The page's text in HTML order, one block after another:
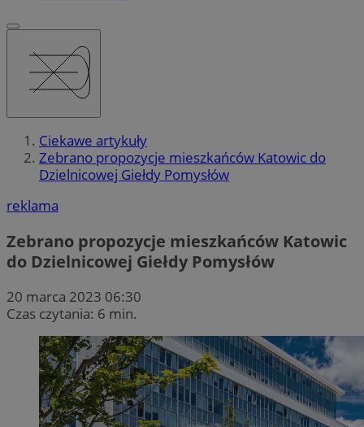
Ciekawe artykuły
Zebrano propozycje mieszkańców Katowic do
Dzielnicowej Giełdy Pomysłów
reklama
Zebrano propozycje mieszkańców Katowic
do Dzielnicowej Giełdy Pomysłów
20 marca 2023 06:30
Czas czytania: 6 min.